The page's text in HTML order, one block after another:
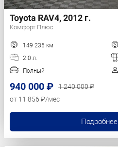
Toyota RAV4, 2012 г.
Комфорт Плюс
149 235 км
2.0 л.
Полный
940 000 ₽
1 240 000 ₽
от 11 856 ₽/мес
Подробнее